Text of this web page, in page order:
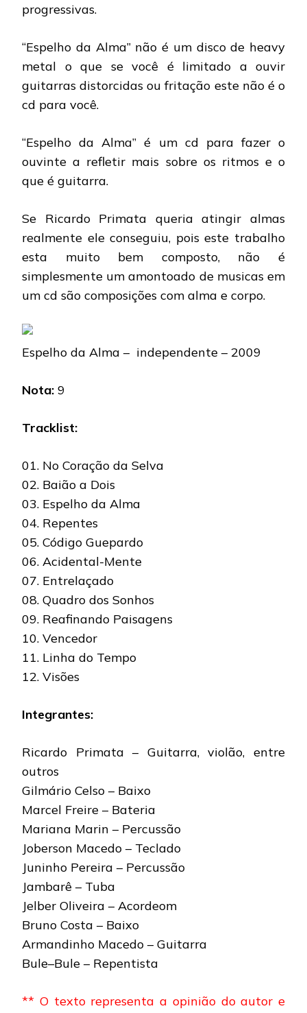
progressivas.
“Espelho da Alma” não é um disco de heavy
metal o que se você é limitado a ouvir
guitarras distorcidas ou fritação este não é o
cd para você.
“Espelho da Alma” é um cd para fazer o
ouvinte a refletir mais sobre os ritmos e o
que é guitarra.
Se Ricardo Primata queria atingir almas
realmente ele conseguiu, pois este trabalho
esta muito bem composto, não é
simplesmente um amontoado de musicas em
um cd são composições com alma e corpo.
Espelho da Alma – independente – 2009
Nota: 9
Tracklist:
01. No Coração da Selva
02. Baião a Dois
03. Espelho da Alma
04. Repentes
05. Código Guepardo
06. Acidental-Mente
07. Entrelaçado
08. Quadro dos Sonhos
09. Reafinando Paisagens
10. Vencedor
11. Linha do Tempo
12. Visões
Integrantes:
Ricardo Primata – Guitarra, violão, entre
outros
Gilmário Celso – Baixo
Marcel Freire – Bateria
Mariana Marin – Percussão
Joberson Macedo – Teclado
Juninho Pereira – Percussão
Jambarê – Tuba
Jelber Oliveira – Acordeom
Bruno Costa – Baixo
Armandinho Macedo – Guitarra
Bule–Bule – Repentista
** O texto representa a opinião do autor e